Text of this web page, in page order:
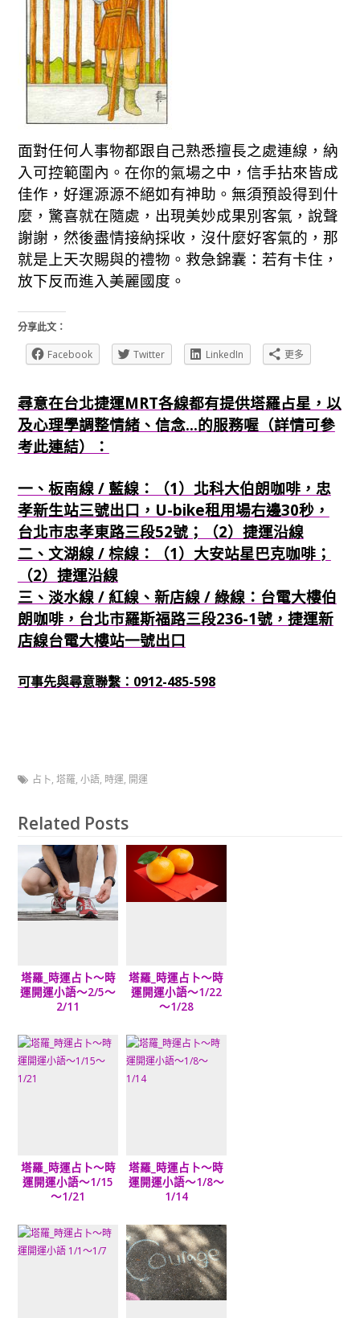
面對任何人事物都跟自己熟悉擅長之處連線，納
入可控範圍內。在你的氣場之中，信手拈來皆成
佳作，好運源源不絕如有神助。無須預設得到什
麼，驚喜就在隨處，出現美妙成果別客氣，說聲
謝謝，然後盡情接納採收，沒什麼好客氣的，那
就是上天次賜與的禮物。救急錦囊：若有卡住，
放下反而進入美麗國度。
分享此文：
Facebook
Twitter LinkedIn 更多
尋意在台北捷運MRT各線都有提供塔羅占星，以
及心理學調整情緒、信念...的服務喔（詳情可參
考此連結）：
一、板南線 / 藍線：（1）北科大伯朗咖啡，忠
孝新生站三號出口，U-bike租用場右邊30秒，
台北市忠孝東路三段52號；（2）捷運沿線
二、文湖線 / 棕線：（1）大安站星巴克咖啡；
（2）捷運沿線
三、淡水線 / 紅線、新店線 / 綠線：台電大樓伯
朗咖啡，台北市羅斯福路三段236-1號，捷運新
店線台電大樓站一號出口
可事先與尋意聯繫：0912-485-598
占卜, 塔羅, 小語, 時運, 開運
Related Posts
塔羅_時運占卜～時
運開運小語～2/5～
2/11
塔羅_時運占卜～時
運開運小語～1/22
～1/28
塔羅_時運占卜～時
運開運小語～1/15
～1/21
塔羅_時運占卜～時
運開運小語～1/8～
1/14